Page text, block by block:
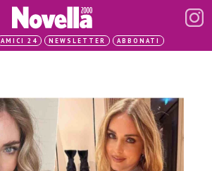
AMICI 24 NEWSLETTER ABBONATI